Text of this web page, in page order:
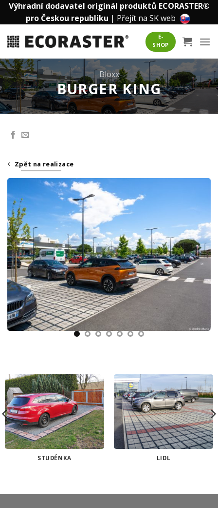
Přeskočit
Výhradní dodavatel originál produktů ECORASTER®
pro Českou republiku | Přejít na SK web
E-
SHOP
Bloxx
BURGER KING
Zpět na realizace
STUDÉNKA LIDL